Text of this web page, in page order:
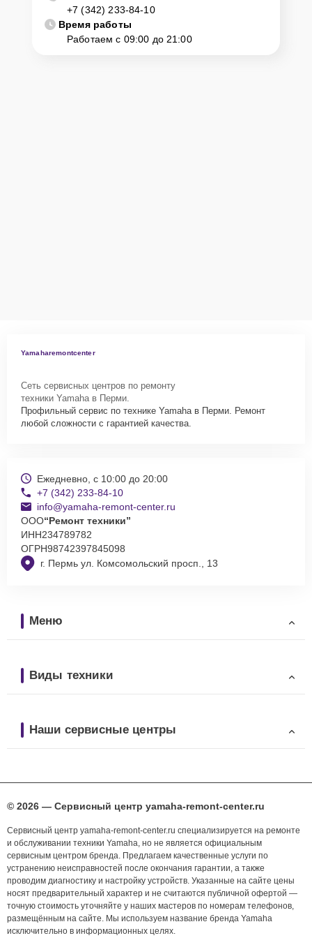
диагностику и ремонт. Для этого нужно позвонить по телефону
горячей линии или оставить заявку, согласовать удобное время и
подъехать по адресу: г. Пермь, ул. Комсомольский просп., 13.
+7 (342) 233-84-10
Время работы
Работаем с 09:00 до 21:00
Yamaharemontcenter
Сеть сервисных центров по ремонту
техники Yamaha в Перми.
Профильный сервис по технике Yamaha в Перми. Ремонт
любой сложности с гарантией качества.
г. Пермь ул. Комсомольский просп., 13
Ежедневно, с 10:00 до 20:00
+7 (342) 233-84-10
info@yamaha-remont-center.ru
ООО“Ремонт техники”
ИНН234789782
ОГРН98742397845098
Меню
Виды техники
Наши сервисные центры
© 2026 — Сервисный центр yamaha-remont-center.ru
Сервисный центр yamaha-remont-center.ru специализируется на ремонте
и обслуживании техники Yamaha, но не является официальным
сервисным центром бренда. Предлагаем качественные услуги по
устранению неисправностей после окончания гарантии, а также
проводим диагностику и настройку устройств. Указанные на сайте цены
носят предварительный характер и не считаются публичной офертой —
точную стоимость уточняйте у наших мастеров по номерам телефонов,
размещённым на сайте. Мы используем название бренда Yamaha
исключительно в информационных целях.